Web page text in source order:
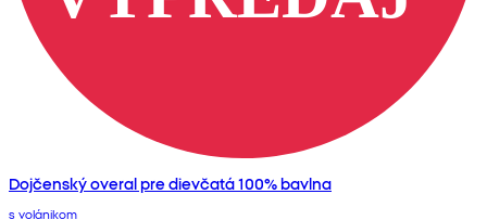
Dojčenský overal pre dievčatá 100% bavlna
s volánikom